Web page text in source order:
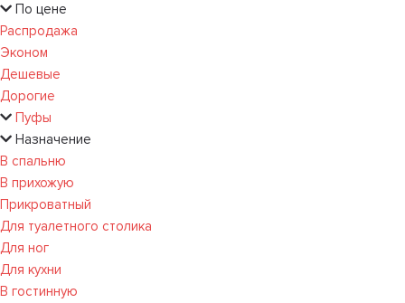
По цене
Распродажа
Эконом
Дешевые
Дорогие
Пуфы
Назначение
В спальню
В прихожую
Прикроватный
Для туалетного столика
Для ног
Для кухни
В гостинную